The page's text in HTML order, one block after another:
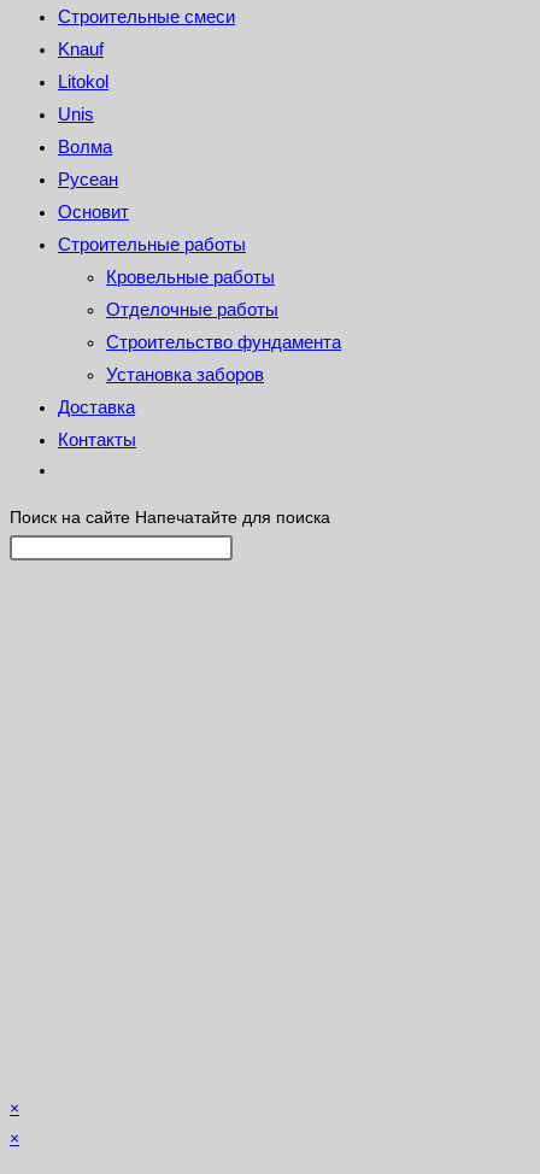
Строительные смеси
Knauf
Litokol
Unis
Волма
Русеан
Основит
Строительные работы
Кровельные работы
Отделочные работы
Строительство фундамента
Установка заборов
Доставка
Контакты
Поиск на сайте Напечатайте для поиска
×
×